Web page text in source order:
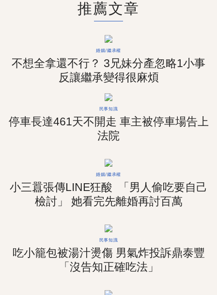
推薦文章
婚姻/繼承權
不想全拿還不行？ 3兄妹分產忽略1小事
反讓繼承變得很麻煩
民事知識
停車長達461天不開走 車主被停車場告上
法院
婚姻/繼承權
小三囂張傳LINE狂酸 「男人偷吃要自己
檢討」 她看完先離婚再討百萬
民事知識
吃小籠包被湯汁燙傷 男氣炸投訴鼎泰豐
「沒告知正確吃法」